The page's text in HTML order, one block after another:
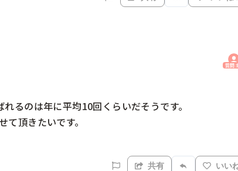
質問
るのは年に平均10回くらいだそうです。
頂きたいです。
共有 いい